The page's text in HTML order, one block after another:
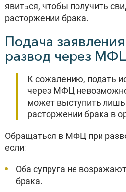
явиться, чтобы получить
расторжении брака.
Подача
развод через
К сожалению, подать
через МФЦ
может выступить
расторжении брака в
Обращаться в МФЦ при
если:
Оба супруга не
брака.